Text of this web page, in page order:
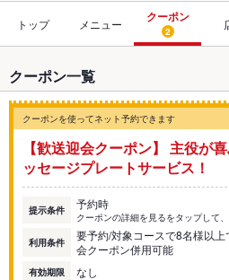
トップ メニュー クーポン
2
クーポン一覧
クーポンを使ってネット予約できます
【歓送迎会クーポン】 主役が
ッセージプレートサービス！
提示条件 予約時
クーポンの詳細を見るをタップして
利用条件
要予約/対象コースで8名様以
会クーポン併用可能
有効期限 なし